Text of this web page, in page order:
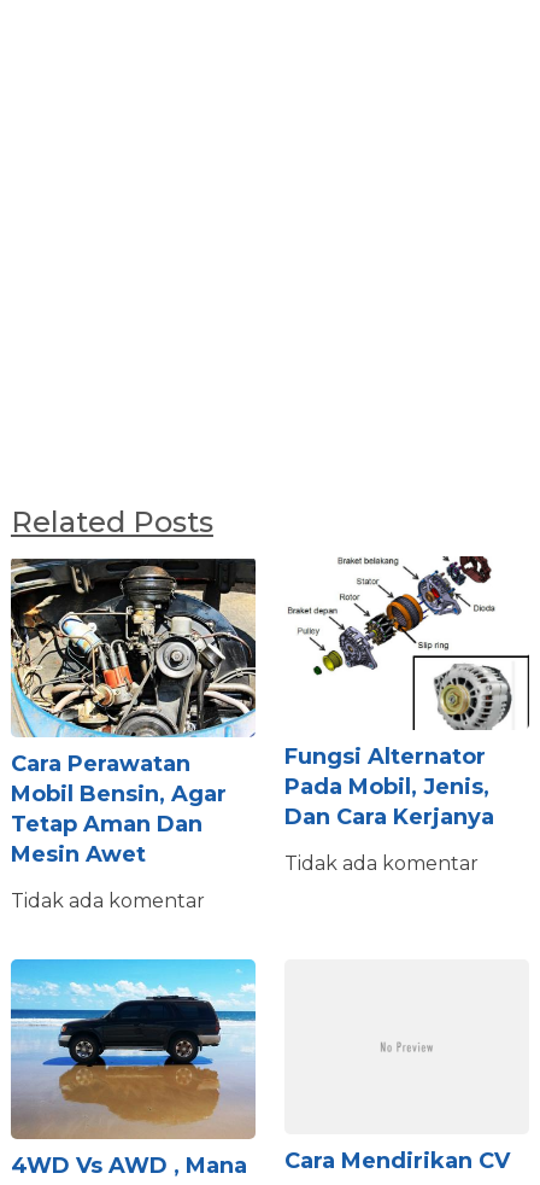
Related Posts
Cara Perawatan
Mobil Bensin, Agar
Tetap Aman Dan
Mesin Awet
Tidak ada komentar
Fungsi Alternator
Pada Mobil, Jenis,
Dan Cara Kerjanya
Tidak ada komentar
4WD Vs AWD , Mana
Cara Mendirikan CV